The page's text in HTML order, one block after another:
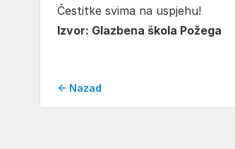
Čestitke svima na uspjehu!
Izvor: Glazbena škola Požega
← Nazad